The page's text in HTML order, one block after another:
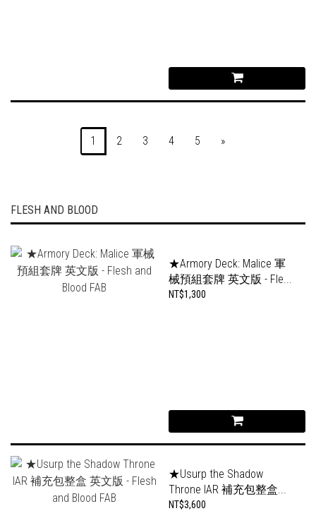
1 2 3 4 5 »
FLESH AND BLOOD
★Armory Deck: Malice 軍
械預組套牌 英文版 - Fle...
NT$1,300
★Usurp the Shadow
Throne IAR 補充包整盒...
NT$3,600